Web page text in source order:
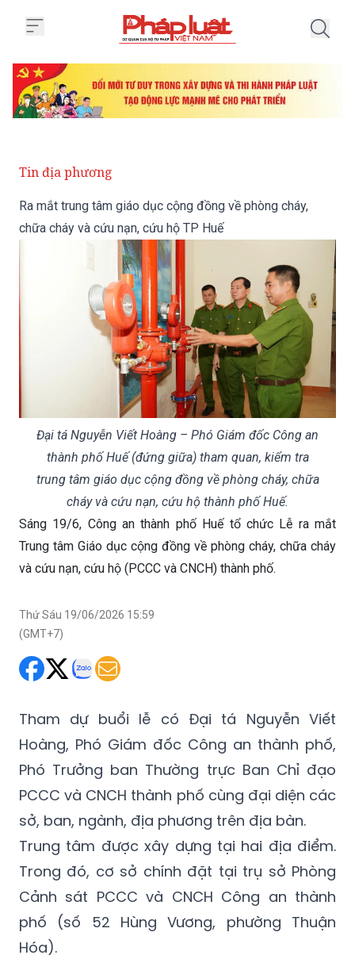
Tin địa phương
Ra mắt trung tâm giáo dục cộng đồng về phòng cháy,
chữa cháy và cứu nạn, cứu hộ TP Huế
Đại tá Nguyễn Viết Hoàng – Phó Giám đốc Công an
thành phố Huế (đứng giữa) tham quan, kiểm tra
trung tâm giáo dục cộng đồng về phòng cháy, chữa
cháy và cứu nạn, cứu hộ thành phố Huế.
Sáng 19/6, Công an thành phố Huế tổ chức Lễ ra mắt
Trung tâm Giáo dục cộng đồng về phòng cháy, chữa cháy
và cứu nạn, cứu hộ (PCCC và CNCH) thành phố.
Thứ Sáu 19/06/2026 15:59
(GMT+7)
Tham dự buổi lễ có Đại tá Nguyễn Viết
Hoàng, Phó Giám đốc Công an thành phố,
Phó Trưởng ban Thường trực Ban Chỉ đạo
PCCC và CNCH thành phố cùng đại diện các
sở, ban, ngành, địa phương trên địa bàn.
Trung tâm được xây dựng tại hai địa điểm.
Trong đó, cơ sở chính đặt tại trụ sở Phòng
Cảnh sát PCCC và CNCH Công an thành
phố (số 52 Hùng Vương, phường Thuận
Hóa).